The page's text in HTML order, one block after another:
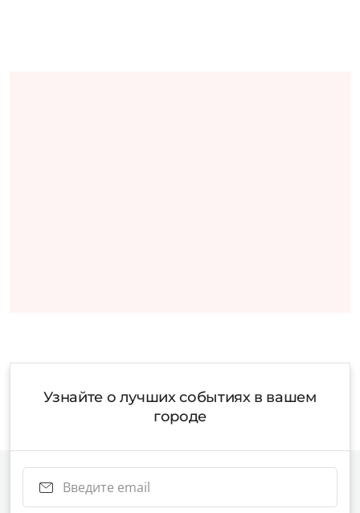
Узнайте о лучших событиях в вашем
городе